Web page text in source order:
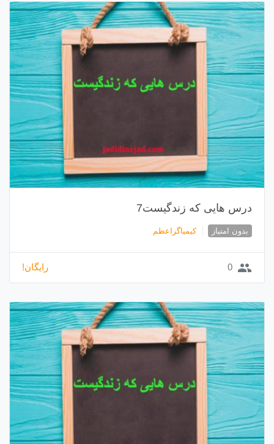
درس هایی که زندگیست7
بدون امتیاز کیمیاگراعظم
group
0 رایگان!